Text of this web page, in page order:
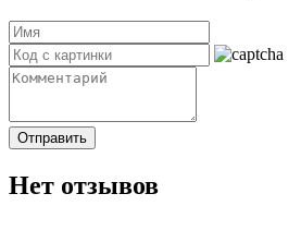
Отправить
Нет отзывов